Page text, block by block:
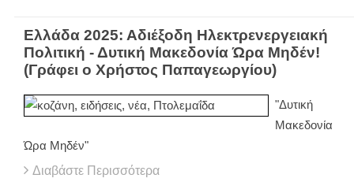
Ελλάδα 2025: Αδιέξοδη Ηλεκτρενεργειακή
Πολιτική - Δυτική Μακεδονία Ώρα Μηδέν!
(Γράφει ο Χρήστος Παπαγεωργίου)
"Δυτική
Μακεδονία
Ώρα Μηδέν"
Διαβάστε Περισσότερα